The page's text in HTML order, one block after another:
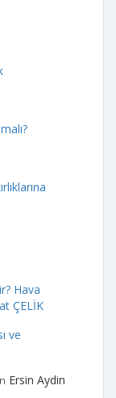
Hava
ÇELİK
ve
Ersin Aydin